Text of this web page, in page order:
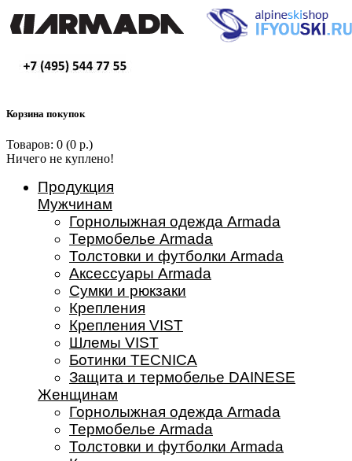
Корзина покупок
Товаров: 0 (0 р.)
Ничего не куплено!
Продукция
Мужчинам
Горнолыжная одежда Armada
Термобелье Armada
Толстовки и футболки Armada
Аксессуары Armada
Сумки и рюкзаки
Крепления
Крепления VIST
Шлемы VIST
Ботинки TECNICA
Защита и термобелье DAINESE
Женщинам
Горнолыжная одежда Armada
Термобелье Armada
Толстовки и футболки Armada